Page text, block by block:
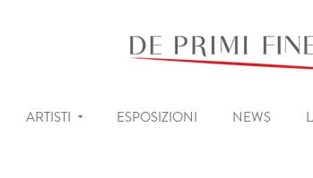
ARTISTI ESPOSIZIONI NEWS